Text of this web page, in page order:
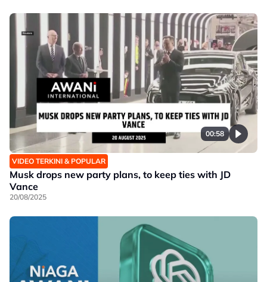
00:58
VIDEO TERKINI & POPULAR
Musk drops new party plans, to keep ties with JD
Vance
20/08/2025